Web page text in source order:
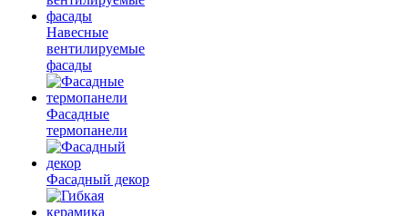
Навесные
вентилируемые
фасады
Фасадные
термопанели
Фасадный декор